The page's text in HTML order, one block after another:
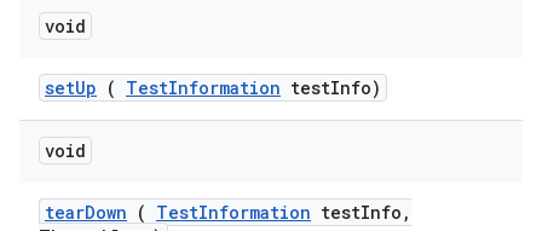
void
setUp ( TestInformation testInfo)
void
tearDown ( TestInformation testInfo ,